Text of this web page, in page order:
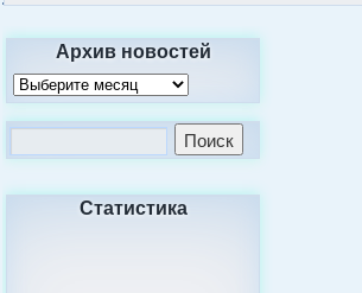
Архив новостей
Статистика